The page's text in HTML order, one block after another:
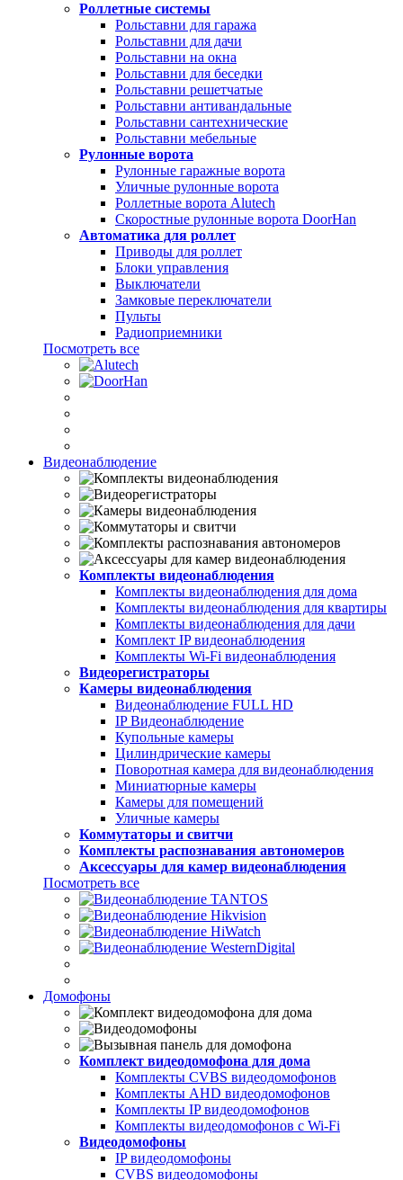
Роллетные системы
Рольставни для гаража
Рольставни для дачи
Рольставни на окна
Рольставни для беседки
Рольставни решетчатые
Рольставни антивандальные
Рольставни сантехнические
Рольставни мебельные
Рулонные ворота
Рулонные гаражные ворота
Уличные рулонные ворота
Роллетные ворота Alutech
Скоростные рулонные ворота DoorHan
Автоматика для роллет
Приводы для роллет
Блоки управления
Выключатели
Замковые переключатели
Пульты
Радиоприемники
Посмотреть все
Видеонаблюдение
Комплекты видеонаблюдения
Комплекты видеонаблюдения для дома
Комплекты видеонаблюдения для квартиры
Комплекты видеонаблюдения для дачи
Комплект IP видеонаблюдения
Комплекты Wi-Fi видеонаблюдения
Видеорегистраторы
Камеры видеонаблюдения
Видеонаблюдение FULL НD
IP Видеонаблюдение
Купольные камеры
Цилиндрические камеры
Поворотная камера для видеонаблюдения
Миниатюрные камеры
Камеры для помещений
Уличные камеры
Коммутаторы и свитчи
Комплекты распознавания автономеров
Аксессуары для камер видеонаблюдения
Посмотреть все
Домофоны
Комплект видеодомофона для дома
Комплекты CVBS видеодомофонов
Комплекты AHD видеодомофонов
Комплекты IP видеодомофонов
Комплекты видеодомофонов с Wi-Fi
Видеодомофоны
IP видеодомофоны
CVBS видеодомофоны